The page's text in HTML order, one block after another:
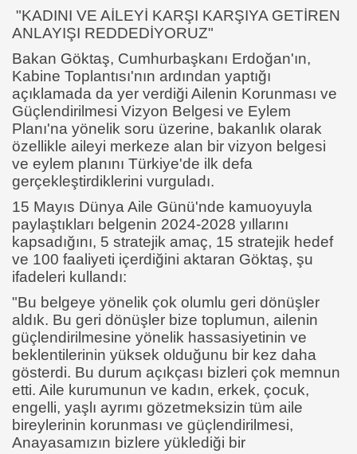
"KADINI VE AİLEYİ KARŞI KARŞIYA GETİREN
ANLAYIŞI REDDEDİYORUZ"
Bakan Göktaş, Cumhurbaşkanı Erdoğan'ın,
Kabine Toplantısı'nın ardından yaptığı
açıklamada da yer verdiği Ailenin Korunması ve
Güçlendirilmesi Vizyon Belgesi ve Eylem
Planı'na yönelik soru üzerine, bakanlık olarak
özellikle aileyi merkeze alan bir vizyon belgesi
ve eylem planını Türkiye'de ilk defa
gerçekleştirdiklerini vurguladı.
15 Mayıs Dünya Aile Günü'nde kamuoyuyla
paylaştıkları belgenin 2024-2028 yıllarını
kapsadığını, 5 stratejik amaç, 15 stratejik hedef
ve 100 faaliyeti içerdiğini aktaran Göktaş, şu
ifadeleri kullandı:
"Bu belgeye yönelik çok olumlu geri dönüşler
aldık. Bu geri dönüşler bize toplumun, ailenin
güçlendirilmesine yönelik hassasiyetinin ve
beklentilerinin yüksek olduğunu bir kez daha
gösterdi. Bu durum açıkçası bizleri çok memnun
etti. Aile kurumunun ve kadın, erkek, çocuk,
engelli, yaşlı ayrımı gözetmeksizin tüm aile
bireylerinin korunması ve güçlendirilmesi,
Anayasamızın bizlere yüklediği bir